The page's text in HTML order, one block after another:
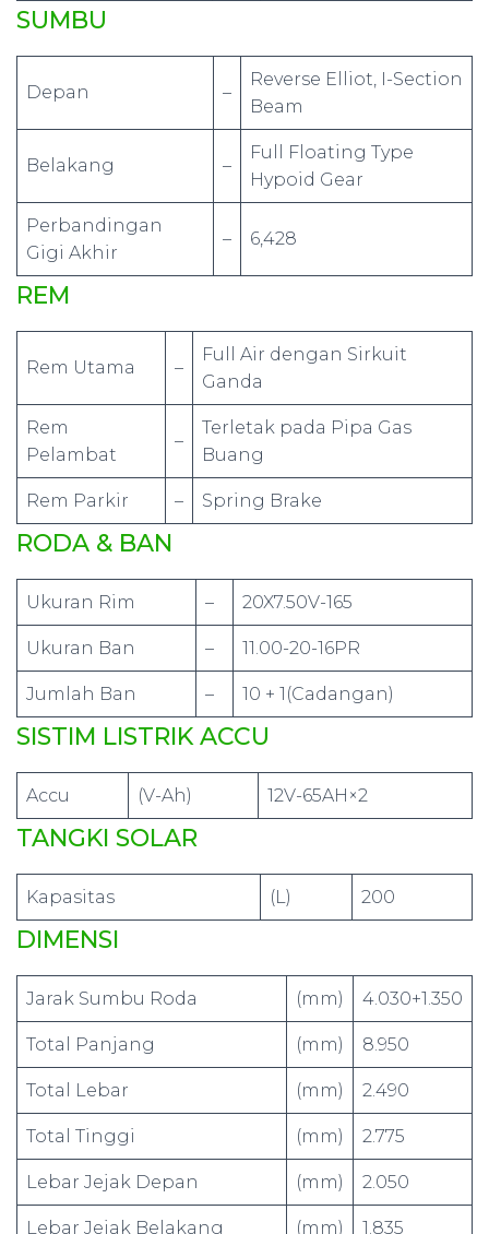
SUMBU
Depan –
Reverse Elliot, I-Section
Beam
Belakang –
Full Floating Type
Hypoid Gear
Perbandingan
Gigi Akhir
– 6,428
REM
Rem Utama –
Full Air dengan Sirkuit
Ganda
Rem
Pelambat
–
Terletak pada Pipa Gas
Buang
Rem Parkir – Spring Brake
RODA & BAN
Ukuran Rim – 20X7.50V-165
Ukuran Ban – 11.00-20-16PR
Jumlah Ban – 10 + 1(Cadangan)
SISTIM LISTRIK ACCU
Accu (V-Ah) 12V-65AH×2
TANGKI SOLAR
Kapasitas (L) 200
DIMENSI
Jarak Sumbu Roda (mm) 4.030+1.350
Total Panjang (mm) 8.950
Total Lebar (mm) 2.490
Total Tinggi (mm) 2.775
Lebar Jejak Depan (mm) 2.050
Lebar Jejak Belakang (mm) 1.835